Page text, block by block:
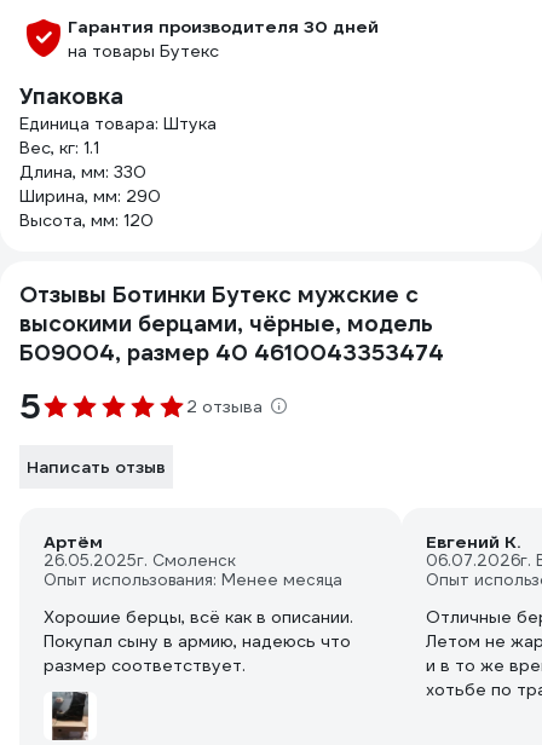
Гарантия производителя 30 дней
на товары Бутекс
Упаковка
Единица товара: Штука
Вес, кг: 1.1
Длина, мм: 330
Ширина, мм: 290
Высота, мм: 120
Отзывы Ботинки Бутекс мужские с
высокими берцами, чёрные, модель
Б09004, размер 40 4610043353474
5 2 отзыва
Написать отзыв
Артём
26.05.2025г. Смоленск
Опыт использования: Менее месяца
Хорошие берцы, всё как в описании.
Покупал сыну в армию, надеюсь что
размер соответствует.
Евгений К.
06.07.2026г.
Опыт
Отличные
Летом не
и в то же
хотьбе по